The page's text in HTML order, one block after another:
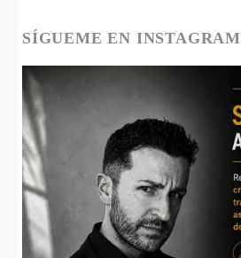
SÍGUEME EN INSTAGRAM